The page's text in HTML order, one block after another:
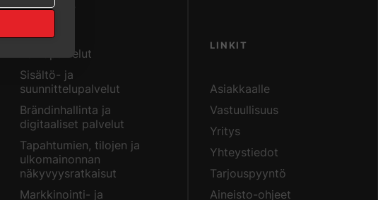
PALVELUT
Painopalvelut
Sisältö- ja
suunnittelupalvelut
Brändinhallinta ja
digitaaliset palvelut
Tapahtumien, tilojen ja
ulkomainonnan
näkyvyysratkaisut
Markkinointi- ja
LINKIT
Asiakkaalle
Vastuullisuus
Yritys
Yhteystiedot
Tarjouspyyntö
Aineisto-ohjeet